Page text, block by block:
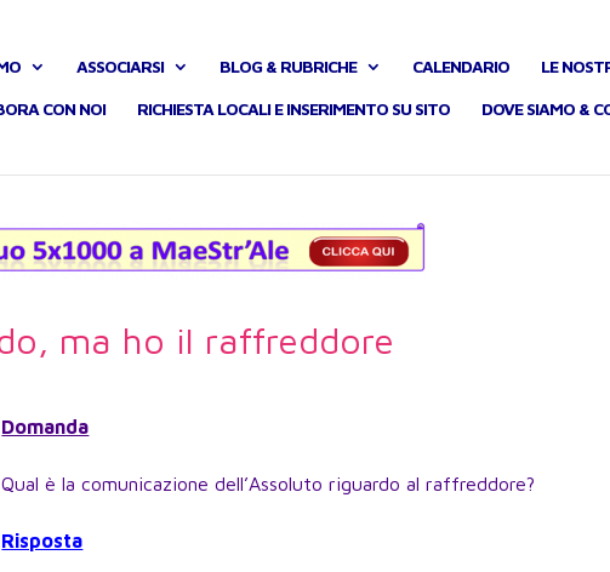
ASSOCIARSI BLOG & RUBRICHE CALENDARIO LE
CON NOI RICHIESTA LOCALI E INSERIMENTO SU SITO DOVE SIAMO &
ma ho il raffreddore
Domanda
Qual è la comunicazione dell’Assoluto riguardo al raffreddore?
Risposta